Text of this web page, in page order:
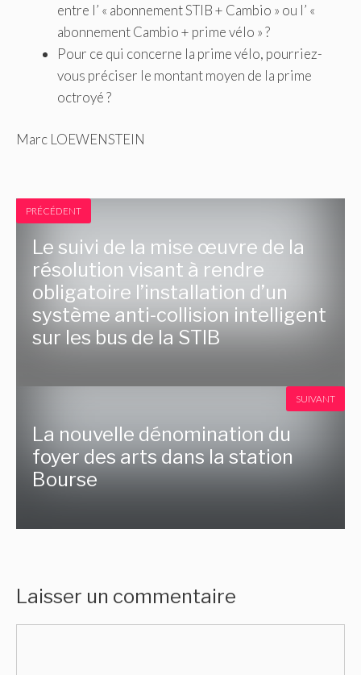
entre l’ « abonnement STIB + Cambio » ou l’ «
abonnement Cambio + prime vélo » ?
Pour ce qui concerne la prime vélo, pourriez-
vous préciser le montant moyen de la prime
octroyé ?
Marc LOEWENSTEIN
PRÉCÉDENT
Le suivi de la mise œuvre de la
résolution visant à rendre
obligatoire l’installation d’un
système anti-collision intelligent
sur les bus de la STIB
La nouvelle dénomination du
foyer des arts dans la station
Bourse
SUIVANT
Laisser un commentaire